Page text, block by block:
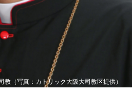
教（写真：カトリック大阪大司教区提供）